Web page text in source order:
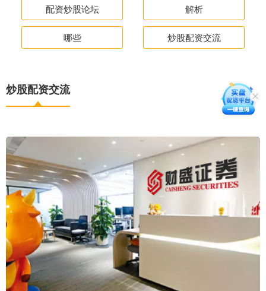
配资炒股论坛 解析
哪些 炒股配资交流
炒股配资交流